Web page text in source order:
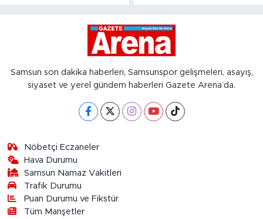
Samsun son dakika haberleri, Samsunspor gelişmeleri, asayiş,
siyaset ve yerel gündem haberleri Gazete Arena’da.
Nöbetçi Eczaneler
Hava Durumu
Samsun Namaz Vakitleri
Trafik Durumu
Puan Durumu ve Fikstür
Tüm Manşetler